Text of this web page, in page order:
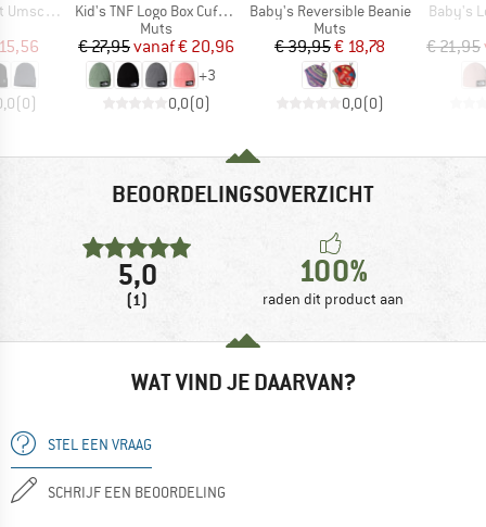
prijs
(0)
Artikel
Kid's TNF Logo Box Cuffed Beanie
Productgroep
Muts
Prijs
€ 27,95 Verlaagde prijs
vanaf€ 20,96
+3
0,0(0)
Artikel
Baby's Reversible Beanie
Productgroep
Muts
Prijs
€ 39,95Verlaagde prijs
€ 18,78
0,0(0)
Artikel
Baby's
€ 21,95
BEOORDELINGSOVERZICHT
5,0
(1)
100%
raden dit product aan
WAT VIND JE DAARVAN?
STEL EEN VRAAG
SCHRIJF EEN BEOORDELING